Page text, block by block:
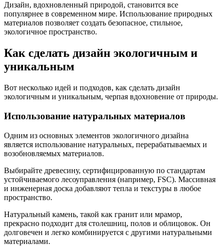
Дизайн, вдохновленный природой, становится все
популярнее в современном мире. Использование природных
материалов позволяет создать безопасное, стильное,
экологичное пространство.
Как сделать дизайн экологичным и
уникальным
Вот несколько идей и подходов, как сделать дизайн
экологичным и уникальным, черпая вдохновение от природы.
Использование натуральных материалов
Одним из основных элементов экологичного дизайна
является использование натуральных, перерабатываемых и
возобновляемых материалов.
Выбирайте древесину, сертифицированную по стандартам
устойчиваемого лесоуправления (например, FSC). Массивная
и инженерная доска добавляют тепла и текстуры в любое
пространство.
Натуральный камень, такой как гранит или мрамор,
прекрасно подходит для столешниц, полов и облицовок. Он
долговечен и легко комбинируется с другими натуральными
материалами.